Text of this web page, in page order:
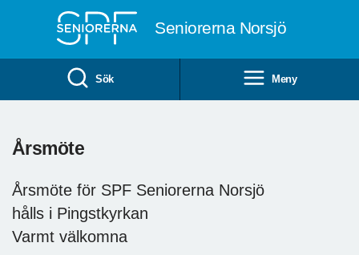
Seniorerna Norsjö
Sök Meny
Årsmöte
Årsmöte för SPF Seniorerna Norsjö
hålls i Pingstkyrkan
Varmt välkomna